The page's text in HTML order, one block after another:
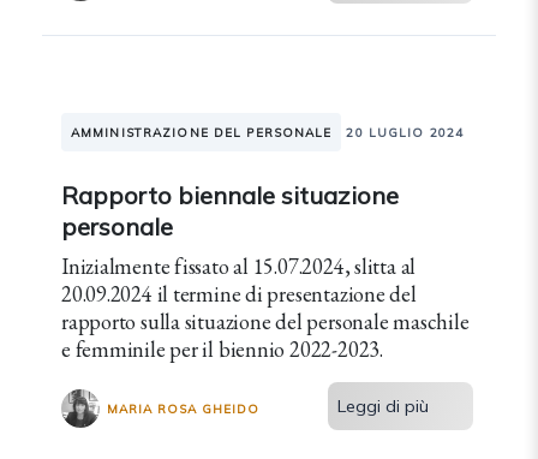
AMMINISTRAZIONE DEL PERSONALE 20 LUGLIO 2024
Rapporto biennale situazione
personale
Inizialmente fissato al 15.07.2024, slitta al
20.09.2024 il termine di presentazione del
rapporto sulla situazione del personale maschile
e femminile per il biennio 2022-2023.
MARIA ROSA GHEIDO Leggi di più